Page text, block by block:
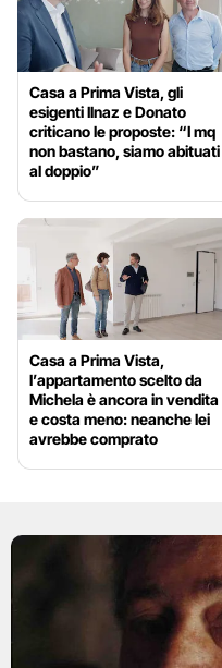
Casa a Prima Vista, gli
esigenti Ilnaz e Donato
criticano le proposte: “I mq
non bastano, siamo abituati
al doppio”
Casa a Prima Vista,
l’appartamento scelto da
Michela è ancora in vendita
e costa meno: neanche lei
avrebbe comprato